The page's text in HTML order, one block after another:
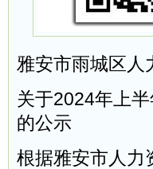
雅安市雨城区人
关于2024年上
的公示
根据雅安市人力